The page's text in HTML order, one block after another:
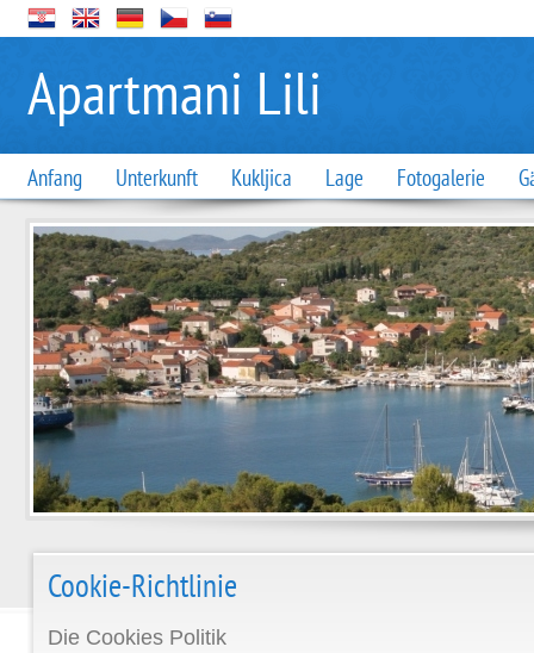
Apartmani Lili
Anfang Unterkunft Kukljica Lage Fotogalerie
Cookie-Richtlinie
Die Cookies Politik